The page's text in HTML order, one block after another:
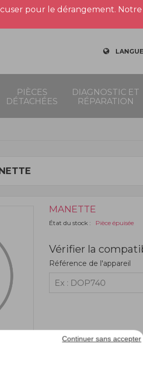
Continuer sans accepter
pour le dérangement.
PIÈCES
DÉTACHÉES
DIAGNOSTIC ET
RÉPARATION
MANETTE
État du stock : Pièce épuisée
Vérifier la
Référence de l'appareil